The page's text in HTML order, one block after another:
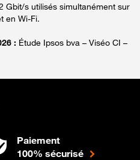
Gbit/s utilisés simultanément sur
en Wi-Fi.
: Étude Ipsos bva – Viséo CI –
Paiement
100% sécurisé